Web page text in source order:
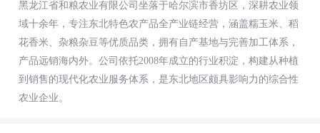
黑龙江省和粮农业有限公司坐落于哈尔滨市香坊区，深耕农业领
域十余年，专注东北特色农产品全产业链经营，涵盖糯玉米、稻
花香米、杂粮杂豆等优质品类，拥有自产基地与完善加工体系，
产品远销海内外。公司依托2008年成立的行业积淀，构建从种植
到销售的现代化农业服务体系，是东北地区颇具影响力的综合性
农业企业。